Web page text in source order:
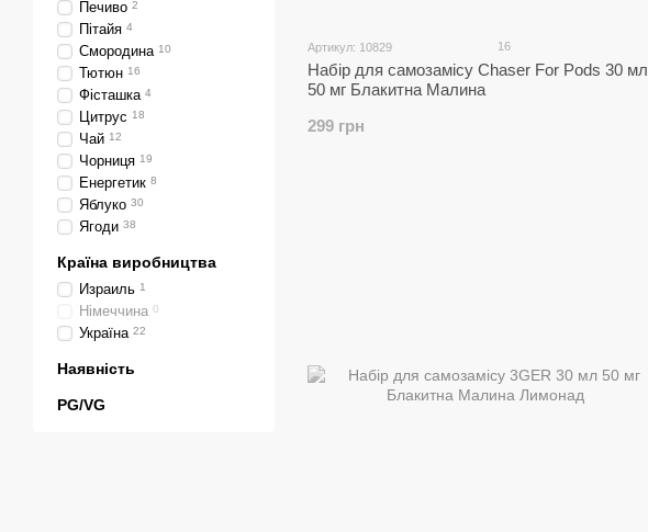
Артикул: 10829 16
Набір для самозамісу Chaser For Pods 30 мл
50 мг Блакитна Малина
299 грн
Печиво 2
Пітайя 4
Смородина 10
Тютюн 16
Фісташка 4
Цитрус 18
Чай 12
Чорниця 19
Енергетик 8
Яблуко 30
Ягоди 38
Країна виробництва
Израиль 1
Німеччина 0
Україна 22
Наявність
PG/VG